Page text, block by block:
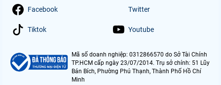
Facebook Twitter
Tiktok Youtube
Mã số doanh nghiệp: 0312866570 do Sở Tài Chính
TP.HCM cấp ngày 23/07/2014. Trụ sở chính: 51 Lũy
Bán Bích, Phường Phú Thạnh, Thành Phố Hồ Chí
Minh